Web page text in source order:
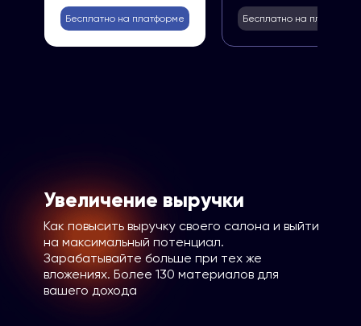
Бесплатно на платформе Бесплатно на платформе
Увеличение выручки
Как повысить выручку своего салона и выйти
на максимальный потенциал.
Зарабатывайте больше при тех же
вложениях. Более 130 материалов для
вашего дохода